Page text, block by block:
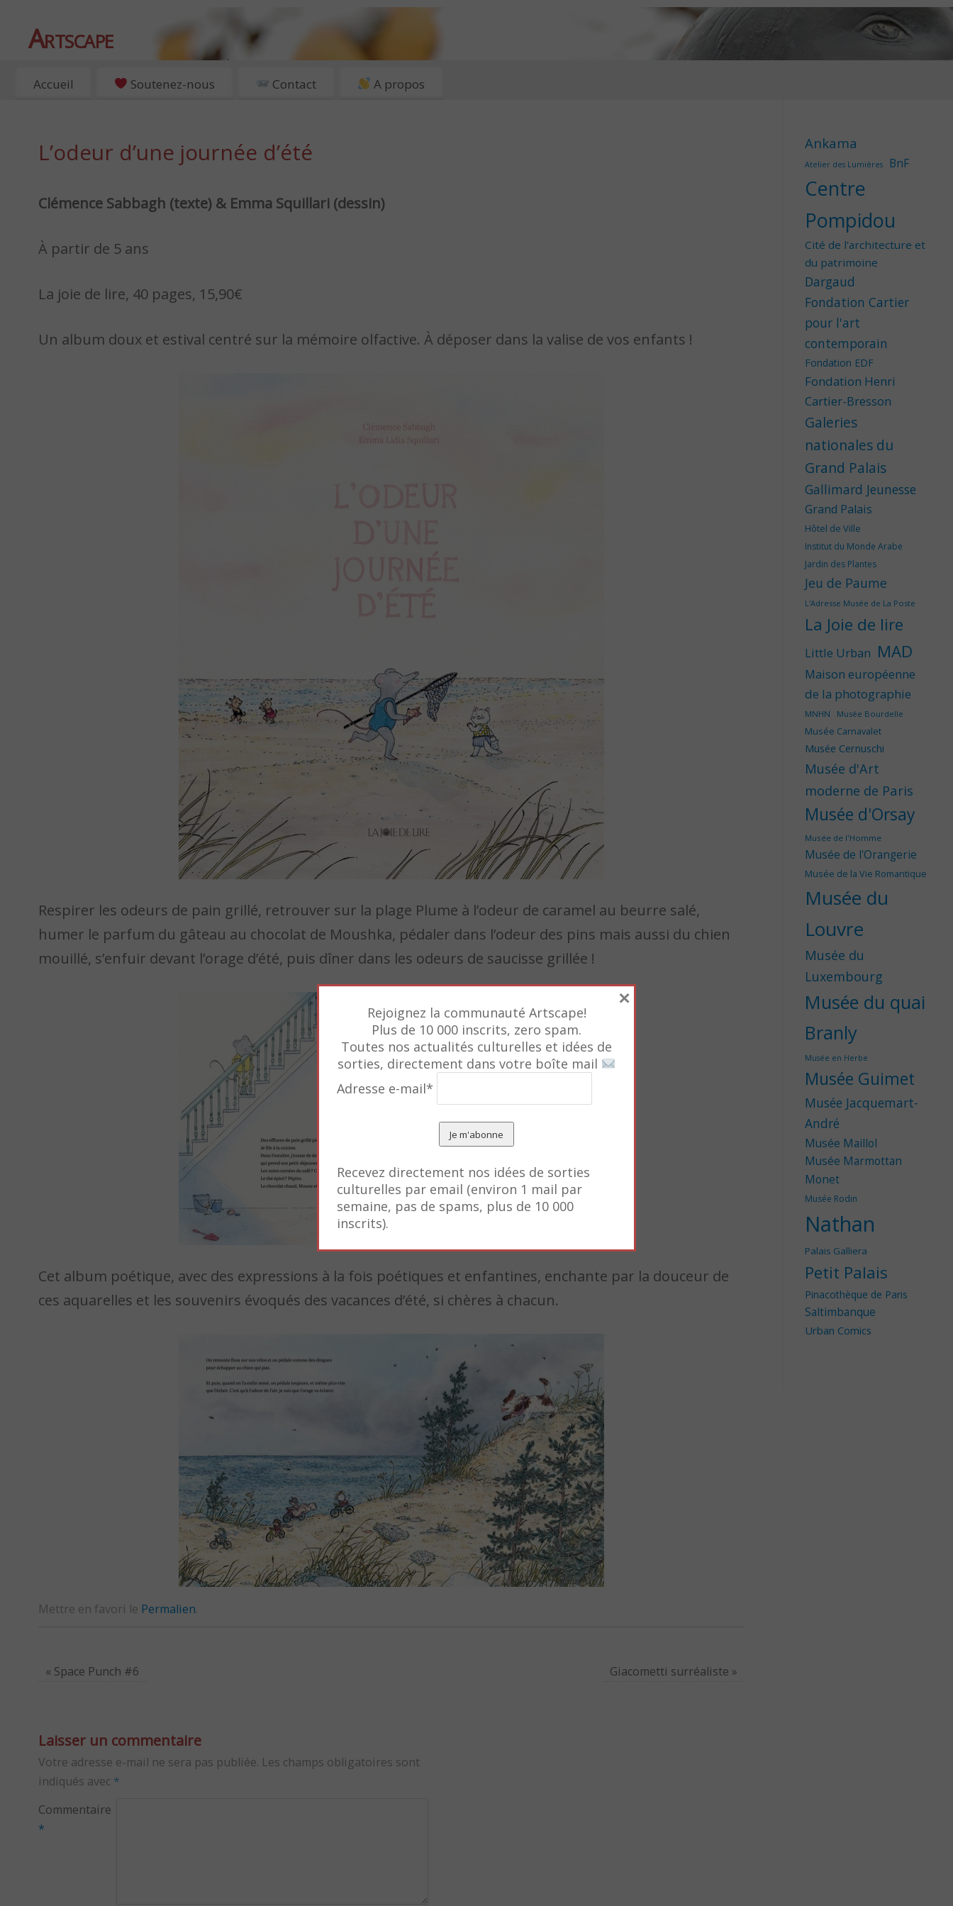
Artscape
EXPOSITIONS, ART ET CULTURE À PARIS
Accueil Soutenez-nous Contact A propos
L’odeur d’une journée d’été
Clémence Sabbagh (texte) & Emma Squillari (dessin)
À partir de 5 ans
La joie de lire, 40 pages, 15,90€
Un album doux et estival centré sur la mémoire olfactive. À déposer dans la valise de vos enfants !
Respirer les odeurs de pain grillé, retrouver sur la plage Plume à l’odeur de caramel au beurre salé,
humer le parfum du gâteau au chocolat de Moushka, pédaler dans l’odeur des pins mais aussi du chien
mouillé, s’enfuir devant l’orage d’été, puis dîner dans les odeurs de saucisse grillée !
Cet album poétique, avec des expressions à la fois poétiques et enfantines, enchante par la douceur de
ces aquarelles et les souvenirs évoqués des vacances d’été, si chères à chacun.
Mettre en favori le Permalien.
« Space Punch #6 Giacometti surréaliste »
Laisser un commentaire
Votre adresse e-mail ne sera pas publiée. Les champs obligatoires sont
indiqués avec *
Commentaire
*
Ankama
Atelier des Lumières BnF
Centre
Pompidou
Cité de l'architecture et
du patrimoine
Dargaud
Fondation Cartier
pour l'art
contemporain
Fondation EDF
Fondation Henri
Cartier-Bresson
Galeries
nationales du
Grand Palais
Gallimard Jeunesse
Grand Palais
Hôtel de Ville
Institut du Monde Arabe
Jardin des Plantes
Jeu de Paume
L'Adresse Musée de La Poste
La Joie de lire
Little Urban MAD
Maison européenne
de la photographie
MNHN Musée Bourdelle
Musée Carnavalet
Musée Cernuschi
Musée d'Art
moderne de Paris
Musée d'Orsay
Musée de l'Homme
Musée de l'Orangerie
Musée de la Vie Romantique
Musée du
Louvre
Musée du
Luxembourg
Musée du quai
Branly
Musée en Herbe
Musée Guimet
Musée Jacquemart-
André
Musée Maillol
Musée Marmottan
Monet
Musée Rodin
Nathan
Palais Galliera
Petit Palais
Pinacothèque de Paris
Saltimbanque
Urban Comics
Rejoignez la communauté Artscape!
Plus de 10 000 inscrits, zero spam.
Toutes nos actualités culturelles et idées de
sorties, directement dans votre boîte mail
Adresse e-mail*
Recevez directement nos idées de sorties
culturelles par email (environ 1 mail par
semaine, pas de spams, plus de 10 000
inscrits).
×